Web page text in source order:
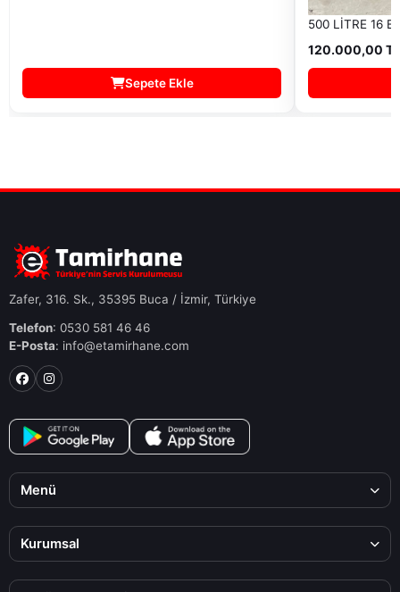
Sepete Ekle
500 LİTRE 16
120.000,00 TL
Zafer, 316. Sk., 35395 Buca / İzmir, Türkiye
Telefon: 0530 581 46 46
E-Posta: info@etamirhane.com
Menü
Kurumsal